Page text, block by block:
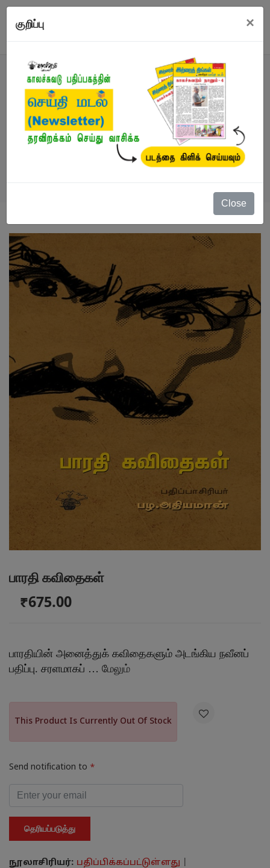
குறிப்பு ×
Close
நூல்கள் / கவிதைகள் பாரதி கவிதைகள்
பாரதி கவிதைகள்
₹675.00
பாரதியின் அனைத்துக் கவிதைகளும் அடங்கிய நவீனப்
பதிப்பு. சரளமாகப் … மேலும்
This Product Is Currently Out Of Stock
Send notification to *
தெரியப்படுத்து

நூலாசிரியர்: பதிப்பிக்கப்பட்டுள்ளது